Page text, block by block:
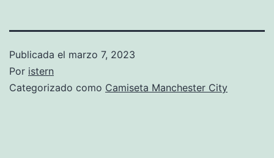
Publicada el marzo 7, 2023
Por istern
Categorizado como Camiseta Manchester City